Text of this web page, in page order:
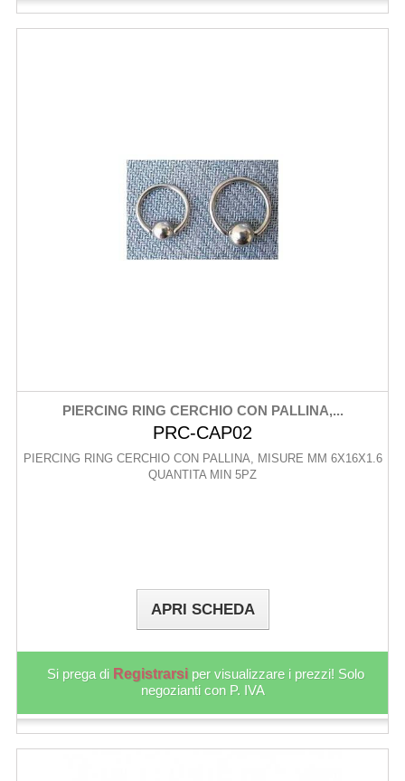
PIERCING RING CERCHIO CON PALLINA,...
PRC-CAP02
PIERCING RING CERCHIO CON PALLINA, MISURE MM 6X16X1.6
QUANTITA MIN 5PZ
APRI SCHEDA
Si prega di Registrarsi per visualizzare i prezzi! Solo
negozianti con P. IVA